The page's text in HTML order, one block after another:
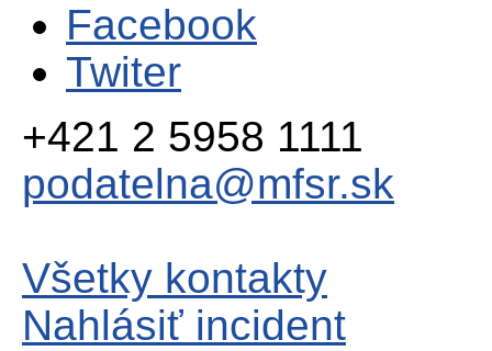
Facebook
Twiter
+421 2 5958 1111
podatelna@mfsr.sk
Všetky kontakty
Nahlásiť incident